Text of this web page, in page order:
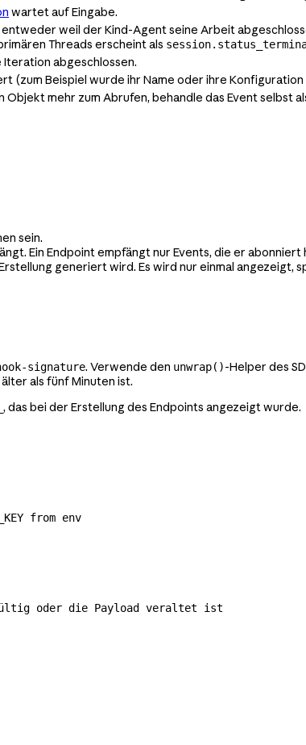
wartet auf Eingabe.
weil der Kind-Agent seine Arbeit
Threads erscheint als
abgeschlossen.
(zum Beispiel wurde ihr Name oder ihre
mehr zum Abrufen, behandle das Event selbst
sein.
Ein Endpoint empfängt nur Events, die er abonniert
generiert wird. Es wird nur einmal angezeigt,
signature. Verwende den unwrap()-Helper des
als fünf Minuten ist.
, das bei der Erstellung des Endpoints angezeigt wurde.
from env
oder die Payload veraltet ist